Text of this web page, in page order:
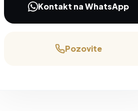
Kontakt na WhatsApp
Pozovite